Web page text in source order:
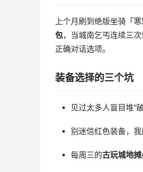
上个月刷到绝版坐骑「
包，当城南乞丐连续三
正确对话选项。
装备选择的三个坑
见过太多人盲目堆"
别迷信红色装备，
每周三的古玩城地摊